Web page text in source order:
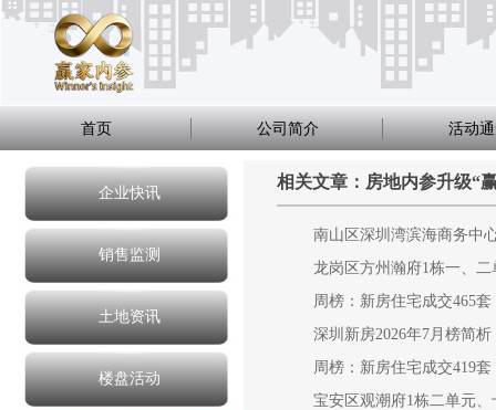
首页 公司简介 活动
企业快讯
销售监测
土地资讯
楼盘活动
相关文章：房地内参升级“
南山区深圳湾滨海商务中
龙岗区方州瀚府1栋一、
周榜：新房住宅成交465套
深圳新房2026年7月榜简析
周榜：新房住宅成交419套
宝安区观潮府1栋二单元